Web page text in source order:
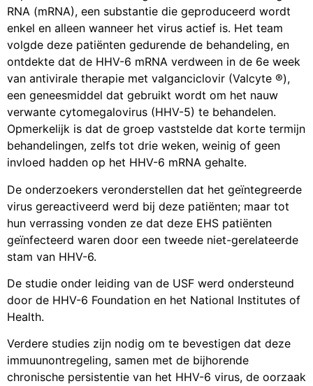
RNA (mRNA), een substantie die geproduceerd wordt
enkel en alleen wanneer het virus actief is. Het team
volgde deze patiënten gedurende de behandeling, en
ontdekte dat de HHV-6 mRNA verdween in de 6e week
van antivirale therapie met valganciclovir (Valcyte ®),
een geneesmiddel dat gebruikt wordt om het nauw
verwante cytomegalovirus (HHV-5) te behandelen.
Opmerkelijk is dat de groep vaststelde dat korte termijn
behandelingen, zelfs tot drie weken, weinig of geen
invloed hadden op het HHV-6 mRNA gehalte.
De onderzoekers veronderstellen dat het geïntegreerde
virus gereactiveerd werd bij deze patiënten; maar tot
hun verrassing vonden ze dat deze EHS patiënten
geïnfecteerd waren door een tweede niet-gerelateerde
stam van HHV-6.
De studie onder leiding van de USF werd ondersteund
door de HHV-6 Foundation en het National Institutes of
Health.
Verdere studies zijn nodig om te bevestigen dat deze
immuunontregeling, samen met de bijhorende
chronische persistentie van het HHV-6 virus, de oorzaak